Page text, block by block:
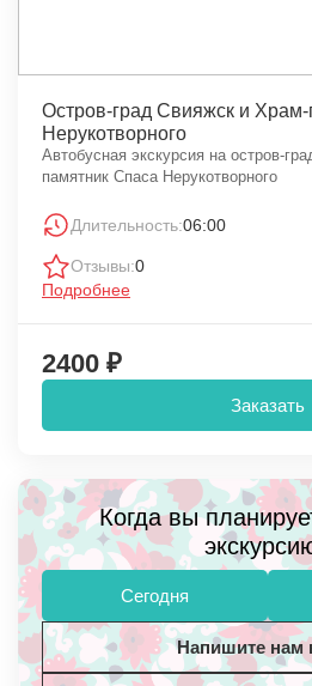
Остров-град Свияжск и
Нерукотворного
Автобусная экскурсия на остров-
памятник Спаса Нерукотворного
Длительность:06:00
Отзывы:0
Подробнее
2400 ₽
Заказать
Когда вы
Сегодня
Напишите нам